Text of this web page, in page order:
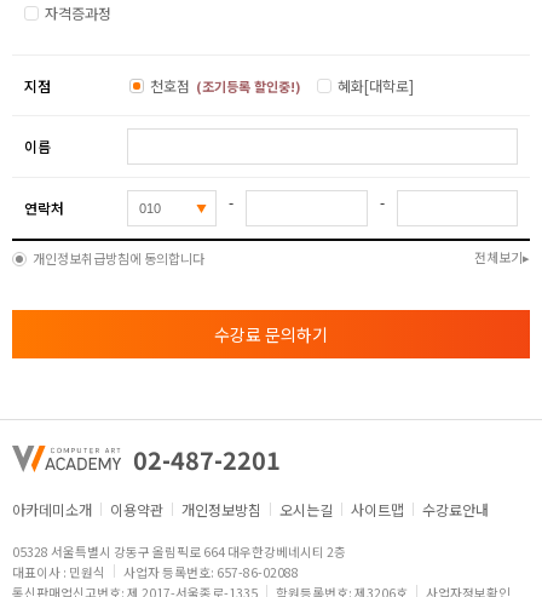
자격증과정
지점 천호점 (조기등록 할인중!) 혜화[대학로]
이름
연락처 - -
개인정보취급방침에 동의합니다 전체보기
수강료 문의하기
02-487-2201
아카데미소개 이용약관 개인정보방침 오시는길 사이트맵 수강료안내
05328 서울특별시 강동구 올림픽로 664 대우한강베네시티 2층
대표이사 : 민원식
사업자 등록번호: 657-86-02088
통신판매업신고번호: 제 2017-서울종로-1335
학원등록번호: 제3206호 사업자정보확인